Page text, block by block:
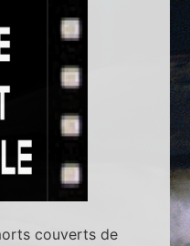
couverts de